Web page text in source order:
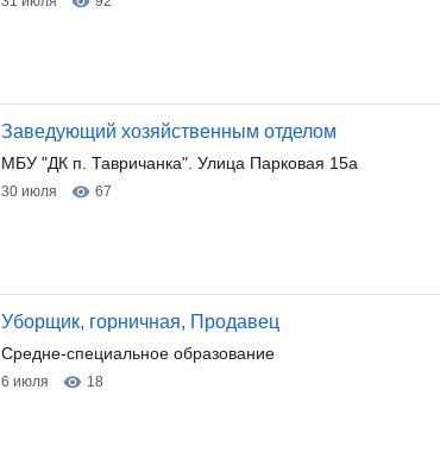
Заведующий хозяйственным отделом
МБУ "ДК п. Тавричанка". Улица Парковая 15а
30 июля 67
Уборщик, горничная, Продавец
Средне-специальное образование
6 июля 18